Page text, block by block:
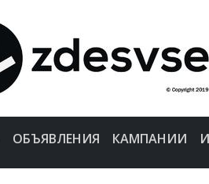
ОБЪЯВЛЕНИЯ КАМПАНИИ